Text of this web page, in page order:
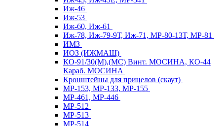
Иж-46
Иж-53
Иж-60, Иж-61
Иж-78, Иж-79-9Т, Иж-71, МР-80-13Т, МР-81
ИМЗ
ИОЗ (ИЖМАШ)
КО-91/30(М),(МС) Винт. МОСИНА, КО-44
Караб. МОСИНА
Кронштейны для прицелов (скаут)
МР-153, МР-133, МР-155
МР-461, МР-446
МР-512
МР-513
МР-514